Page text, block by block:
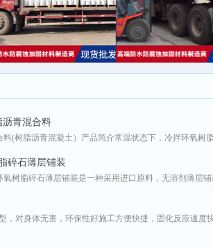
沥青混合料
(树脂沥青混凝土）产品简介常温状态下，冷拌环氧树
碎石薄层铺装
氧树脂碎石薄层铺装是一种采用进口原料，无溶剂薄层
，对身体无害，环保性好施工方便快捷，固化反应速度